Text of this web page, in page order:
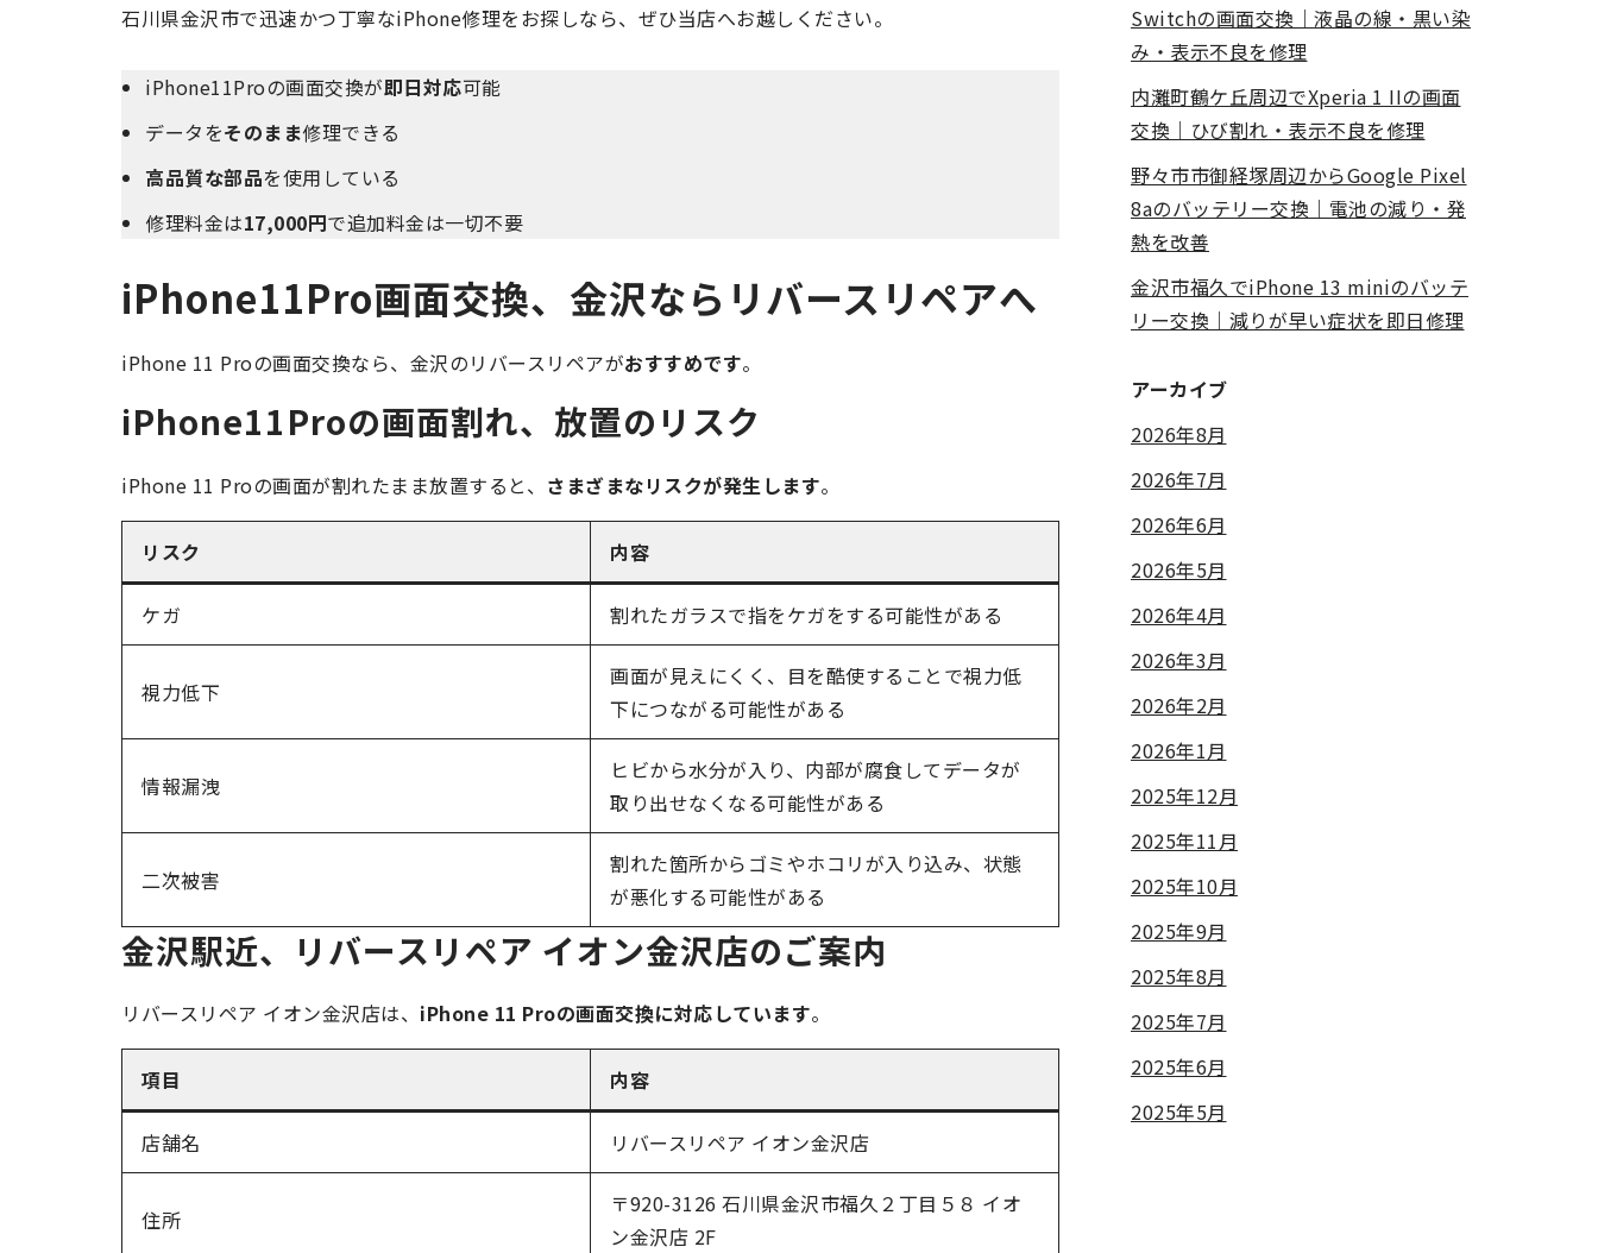
石川県金沢市で迅速かつ丁寧なiPhone修理をお探しなら、ぜひ当店へお越しください。
iPhone11Proの画面交換が即日対応可能
データをそのまま修理できる
高品質な部品を使用している
修理料金は17,000円で追加料金は一切不要
iPhone11Pro画面交換、金沢ならリバースリペアへ
iPhone 11 Proの画面交換なら、金沢のリバースリペアがおすすめです。
iPhone11Proの画面割れ、放置のリスク
iPhone 11 Proの画面が割れたまま放置すると、 さまざまなリスクが発生します。
リスク 内容
ケガ 割れたガラスで指をケガをする可能性がある
視力低下
画面が見えにくく、目を酷使することで視力低
下につながる可能性がある
情報漏洩
ヒビから水分が入り、内部が腐食してデータが
取り出せなくなる可能性がある
二次被害
割れた箇所からゴミやホコリが入り込み、状態
が悪化する可能性がある
金沢駅近、リバースリペア イオン金沢店のご案内
リバースリペア イオン金沢店は、 iPhone 11 Proの画面交換に対応しています。
項目 内容
店舗名 リバースリペア イオン金沢店
住所
〒920-3126 石川県金沢市福久２丁目５８ イオ
ン金沢店 2F
Switchの画面交換｜液晶の線・黒い染
み・表示不良を修理
内灘町鶴ケ丘周辺でXperia 1 IIの画面
交換｜ひび割れ・表示不良を修理
野々市市御経塚周辺からGoogle Pixel
8aのバッテリー交換｜電池の減り・発
熱を改善
金沢市福久でiPhone 13 miniのバッテ
リー交換｜減りが早い症状を即日修理
アーカイブ
2026年8月
2026年7月
2026年6月
2026年5月
2026年4月
2026年3月
2026年2月
2026年1月
2025年12月
2025年11月
2025年10月
2025年9月
2025年8月
2025年7月
2025年6月
2025年5月